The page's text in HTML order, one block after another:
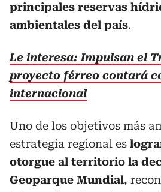
principales reservas
ambientales del país.
Le interesa: Impulsan el
proyecto férreo contará
internacional
Uno de los objetivos más
estrategia regional es
otorgue al territorio la
Geoparque Mundial,